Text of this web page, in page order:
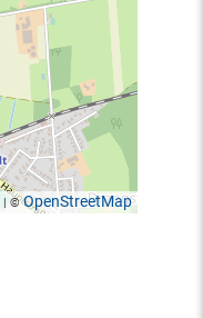
| ©OpenStreetMap